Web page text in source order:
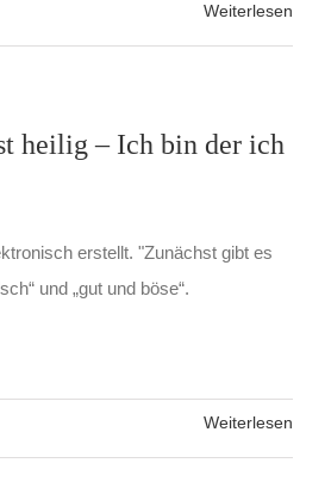
Weiterlesen
heilig – Ich bin der ich
erstellt. "Zunächst gibt es
und „gut und böse“.
Weiterlesen